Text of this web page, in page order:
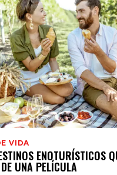
VIDA
ENOTURÍSTICOS
UNA PELÍCULA